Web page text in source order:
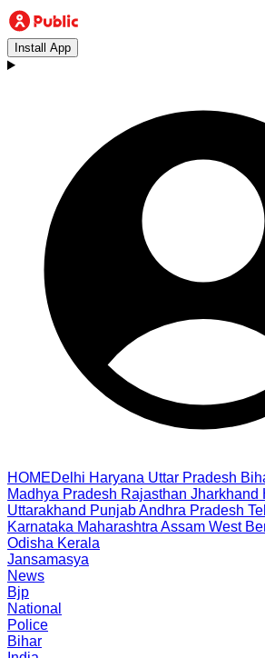
Install App
HOMEDelhi Haryana Uttar Pradesh
Madhya Pradesh Rajasthan Jharkhand
Uttarakhand PunjabAndhra Pradesh
Karnataka Maharashtra Assam West
Odisha Kerala
Jansamasya
News
Bjp
National
Police
Bihar